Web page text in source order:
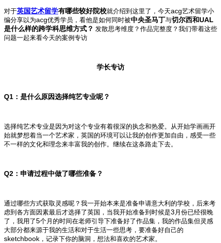
对于英国艺术留学有哪些较好院校就介绍到这里了，今天acg艺术留学小
编分享以为acg优秀学员，看他是如何同时被中央圣马丁与切尔西和UAL
是什么样的跨学科思维方式？ 发散思考维度？作品完整度？我们带着这些
问题一起来看今天的案例专访
学长专访
Q1 ：是什么原因选择纯艺专业呢？
选择纯艺术专业是因为对这个专业有着很深的执念和热爱。从开始学画画开
始就梦想着当一个艺术家，英国的环境可以让我的创作更加自由，感受一些
不一样的文化和理念来丰富我的创作。继续在这条路走下去。
Q2 ：申请过程中做了哪些准备？
通过哪些方式获取灵感呢？我一开始本来是准备申请意大利的学校，后来考
虑到各方面因素最后才选择了英国，当我开始准备到时候是3 月份已经很晚
了，我用了5个月的时间在老师引导下准备好了作品集，我的作品集但灵感
大部分都来源于我的生活和对于生活一些思考，要准备好自己的
sketchbook ，记录下你的脑洞，想法和喜欢的艺术家。